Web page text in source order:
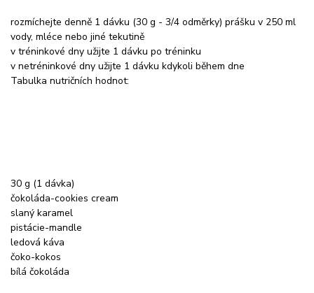
rozmíchejte denně 1 dávku (30 g - 3/4 odměrky) prášku v 250 ml
vody, mléce nebo jiné tekutině
v tréninkové dny užijte 1 dávku po tréninku
v netréninkové dny užijte 1 dávku kdykoli během dne
Tabulka nutričních hodnot:
30 g (1 dávka)
čokoláda-cookies cream
slaný karamel
pistácie-mandle
ledová káva
čoko-kokos
bílá čokoláda